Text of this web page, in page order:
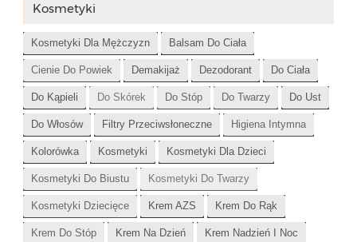
Kosmetyki
Kosmetyki Dla Mężczyzn Balsam Do Ciała
Cienie Do Powiek Demakijaż Dezodorant Do Ciała
Do Kąpieli Do Skórek Do Stóp Do Twarzy Do Ust
Do Włosów Filtry Przeciwsłoneczne Higiena Intymna
Kolorówka Kosmetyki Kosmetyki Dla Dzieci
Kosmetyki Do Biustu Kosmetyki Do Twarzy
Kosmetyki Dziecięce Krem AZS Krem Do Rąk
Krem Do Stóp Krem Na Dzień Krem Nadzień I Noc